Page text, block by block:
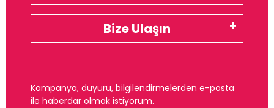
Bize Ulaşın
Kampanya, duyuru, bilgilendirmelerden e-posta
ile haberdar olmak istiyorum.